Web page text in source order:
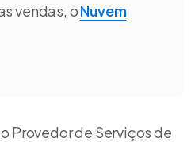
vendas, oNuvem
o Provedor de Serviços de